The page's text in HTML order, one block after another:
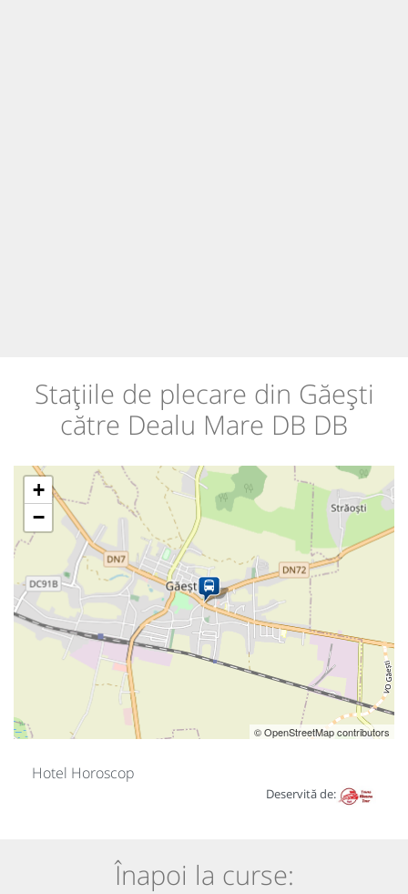
Stațiile de plecare din Găești
către Dealu Mare DB DB
+
−
© OpenStreetMap contributors
Hotel Horoscop
Deservită de:
Înapoi la curse: